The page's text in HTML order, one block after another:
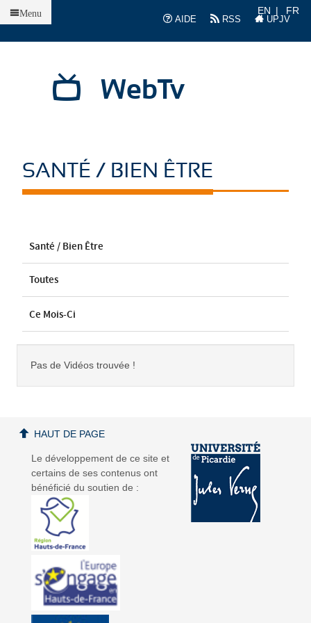
AIDE
RSS UPJV
EN FR
WebTv
Menu
SANTÉ / BIEN ÊTRE
Santé / Bien Être
Toutes
Ce Mois-Ci
Pas de Vidéos trouvée !
Le développement de ce site et
certains de ses contenus ont
bénéficié du soutien de :
HAUT DE PAGE